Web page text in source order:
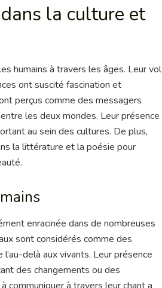
la culture et
humains à travers les âges. Leur vol
ont suscité fascination et
perçus comme des messagers
les deux mondes. Leur présence
au sein des cultures. De plus,
la littérature et la poésie pour
enracinée dans de nombreuses
sont considérés comme des
delà aux vivants. Leur présence
des changements ou des
communiquer à travers leur chant a